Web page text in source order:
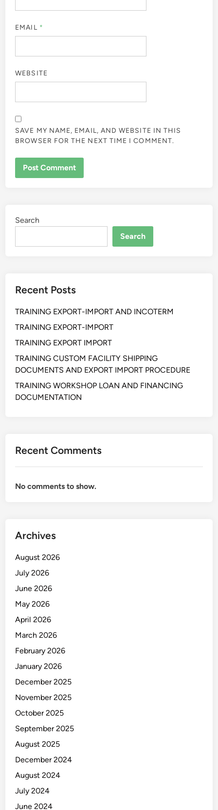
EMAIL *
WEBSITE
SAVE MY NAME, EMAIL, AND WEBSITE IN THIS
BROWSER FOR THE NEXT TIME I COMMENT.
Search
Search
Recent Posts
TRAINING EXPORT-IMPORT AND INCOTERM
TRAINING EXPORT-IMPORT
TRAINING EXPORT IMPORT
TRAINING CUSTOM FACILITY SHIPPING
DOCUMENTS AND EXPORT IMPORT PROCEDURE
TRAINING WORKSHOP LOAN AND FINANCING
DOCUMENTATION
Recent Comments
No comments to show.
Archives
August 2026
July 2026
June 2026
May 2026
April 2026
March 2026
February 2026
January 2026
December 2025
November 2025
October 2025
September 2025
August 2025
December 2024
August 2024
July 2024
June 2024